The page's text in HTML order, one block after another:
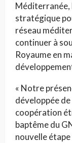
Méditerranée,
stratégique
réseau
continuer à
Royaume en
« Notre
développée
coopération
baptême du
nouvelle